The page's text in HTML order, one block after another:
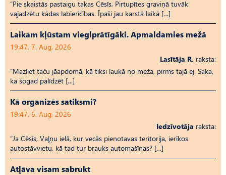
“Pie skaistās pastaigu takas Cēsīs, Pirtupītes graviņā tuvāk
vajadzētu kādas labierīcības. Īpaši jau karstā laikā […]
Laikam kļūstam vieglprātīgāki. Apmaldamies mežā
19:47, 7. Aug, 2026
Lasītāja R. raksta:
“Mazliet taču jāapdomā, kā tiksi laukā no meža, pirms tajā ej. Saka,
ka šogad palīdzēt […]
Kā organizēs satiksmi?
19:47, 6. Aug, 2026
Iedzīvotāja raksta:
“Ja Cēsīs, Vaļņu ielā, kur vecās pienotavas teritorija, ierīkos
autostāvvietu, kā tad tur brauks automašīnas? […]
Atļāva visam sabrukt